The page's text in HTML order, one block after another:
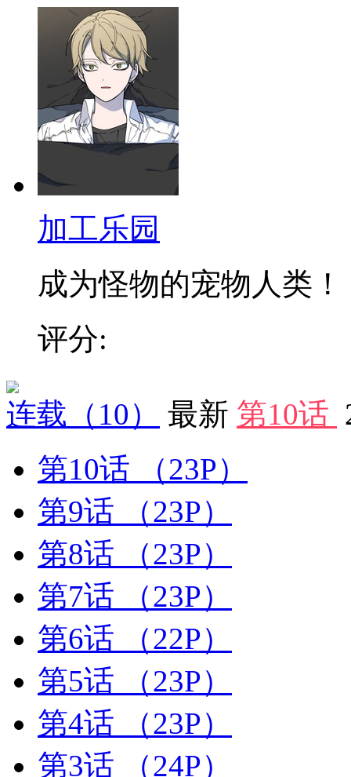
加工乐园
成为怪物的宠物人类！
评分:
连载 （10） 最新 第10话
第10话
（23P）
第9话
（23P）
第8话
（23P）
第7话
（23P）
第6话
（22P）
第5话
（23P）
第4话
（23P）
第3话
（24P）